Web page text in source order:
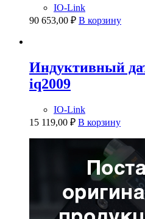
IO-Link
90 653,00 ₽ В корзину
Индуктивный
iq2009
IO-Link
15 119,00 ₽ В корзину